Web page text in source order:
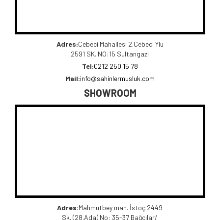
Adres:Cebeci Mahallesi 2.Cebeci Ylu
2591 SK. NO:15 Sultangazi
Tel:0212 250 15 78
Mail:info@sahinlermusluk.com
SHOWROOM
Adres:Mahmutbey mah. İstoç 2449
Sk. (28.Ada) No: 35-37 Bağcılar/